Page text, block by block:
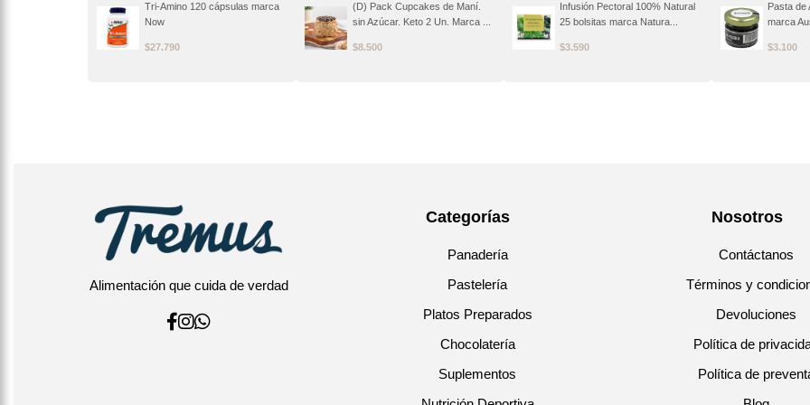
Tri-Amino 120 cápsulas marca
Now
$27.790
(D) Pack Cupcakes de Maní.
sin Azúcar. Keto 2 Un. Marca ...
$8.500
Infusión Pectoral 100% Natural
25 bolsitas marca Natura...
$3.590
Pasta de
marca
$3.100
Alimentación que cuida de verdad
Categorías
Panadería
Pastelería
Platos Preparados
Chocolatería
Suplementos
Nosotros
Contáctanos
Términos y
Devoluciones
Política de
Política de